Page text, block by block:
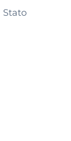
Stato